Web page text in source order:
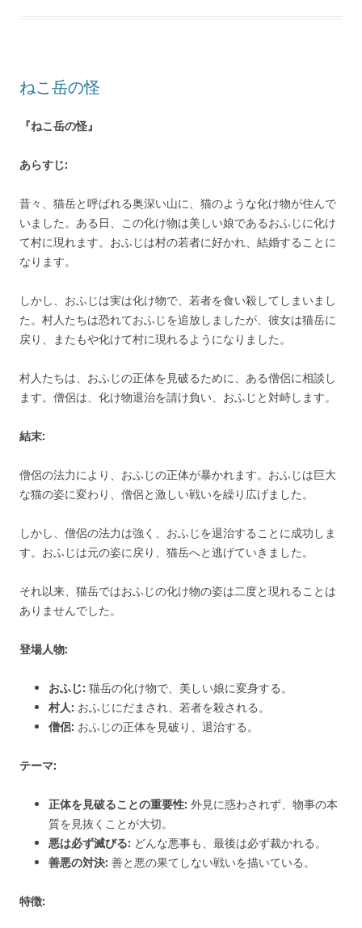
ねこ岳の怪
『ねこ岳の怪』
あらすじ:
昔々、猫岳と呼ばれる奥深い山に、猫のような化け物が住んで
いました。ある日、この化け物は美しい娘であるおふじに化け
て村に現れます。おふじは村の若者に好かれ、結婚することに
なります。
しかし、おふじは実は化け物で、若者を食い殺してしまいまし
た。村人たちは恐れておふじを追放しましたが、彼女は猫岳に
戻り、またもや化けて村に現れるようになりました。
村人たちは、おふじの正体を見破るために、ある僧侶に相談し
ます。僧侶は、化け物退治を請け負い、おふじと対峙します。
結末:
僧侶の法力により、おふじの正体が暴かれます。おふじは巨大
な猫の姿に変わり、僧侶と激しい戦いを繰り広げました。
しかし、僧侶の法力は強く、おふじを退治することに成功しま
す。おふじは元の姿に戻り、猫岳へと逃げていきました。
それ以来、猫岳ではおふじの化け物の姿は二度と現れることは
ありませんでした。
登場人物:
おふじ: 猫岳の化け物で、美しい娘に変身する。
村人: おふじにだまされ、若者を殺される。
僧侶: おふじの正体を見破り、退治する。
テーマ:
正体を見破ることの重要性: 外見に惑わされず、物事の本
質を見抜くことが大切。
悪は必ず滅びる: どんな悪事も、最後は必ず裁かれる。
善悪の対決: 善と悪の果てしない戦いを描いている。
特徴: